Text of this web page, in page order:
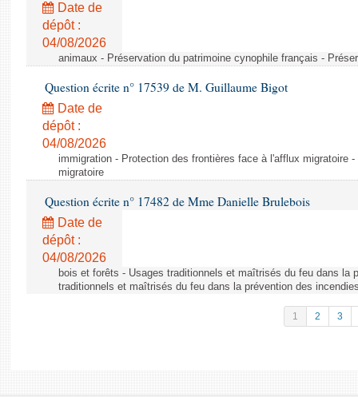
Date de
dépôt :
04/08/2026
animaux - Préservation du patrimoine cynophile français -
Question écrite n° 17539 de M. Guillaume Bigot
Date de
dépôt :
04/08/2026
immigration - Protection des frontières face à l'afflux migratoire
migratoire
Question écrite n° 17482 de Mme Danielle Brulebois
Date de
dépôt :
04/08/2026
bois et forêts - Usages traditionnels et maîtrisés du feu dans la
traditionnels et maîtrisés du feu dans la prévention des
1 2 3